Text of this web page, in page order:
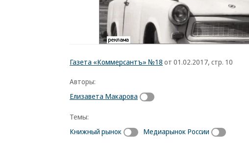
Газета «Коммерсантъ» №18 от 01.02.2017, стр. 10
Авторы:
Елизавета Макарова
Темы:
Книжный рынок
Медиарынок России